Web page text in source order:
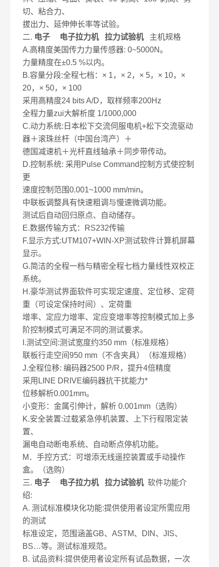
切、粘合力、
拔出力、延伸伸长率等试验。
二. 电子 电子拉力机 拉力试验机主机规格
A.高精度美国传力力量传感器: 0~5000N。
力量精度在±0.5 %以内。
B.容量分段:全程七档：× 1，× 2，× 5，× 10，×
20，× 50，× 100
采用高精度24 bits A/D，取样频率200Hz
全程力量zui大解析度 1/1000,000
C.动力系统:日本松下交流伺服电机+松下交流驱动
器＋滚珠丝杆（中国台湾产）＋
德国减速机＋光杆直线轴承＋同步带传动。
D.控制系统: 采用Pulse Command控制方式使控制
更
速度控制范围0.001~1000 mm/min。
中联板调整具有快速粗调与慢速微调功能。
测试后自动回归原点、自动储存。
E.数据传输方式：RS232传输
F.显示方式:UTM107+WIN-XP测试软件计算机屏幕
显示。
G.简洁的全程一档与精密全程七档力量线性双校正
系统。
H.豪华测试界面软件可实现定速度、定位移、定荷
重（可设定保持时间）、定荷重
增率、定应力增率、定应变增率等控制模式加上多
阶控制模式可满足不同的测试要求。
I.测试空间:测试宽度约350 mm（标准规格）
联板行走空间950 mm（不含夹具）（标准规格）
J.全程位移: 编码器2500 P/R，提升4倍精度
采用LINE DRIVE编码器抗干扰能力*
位移解析0.001mm。
小变形：金属引伸计，解析 0.001mm（选购）
K.安全装置:过载紧急停机装置、上下行程限定装
置、
漏电自动断电系统、自动断点停机功能。
M．手控方式：可增添无线遥控装置或手动操作
盒。（选购）
三. 电子 电子拉力机 拉力试验机 软件功能介
绍:
A. 测试标准模块化功能:提供使用者设定所需应用
的测试
标准设定，范围涵盖GB、ASTM、DIN、JIS、
BS…等。测试标准规范。
B. 试品资料:提供使用者设定所有试品数据，一次